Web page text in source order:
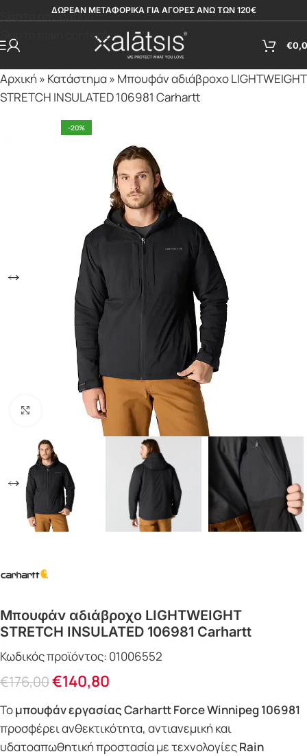
Skip to navigation
Skip to main content
ΔΩΡΕΑΝ ΜΕΤΑΦΟΡΙΚΑ ΓΙΑ ΑΓΟΡΕΣ ΑΝΩ ΤΩΝ 120€
€
Αρχική » Κατάστημα» Μπουφάν αδιάβροχο LIGHTWEIGHΤ
SΤRETCH INSULATED 106981 Carhartt
-20%
Click to enlarge
Μπουφάν αδιάβροχο LIGHTWEIGHΤ
SΤRETCH INSULATED 106981 Carhartt
Κωδικός προϊόντος: 01006552
€176,00€140,80
Τομπουφάν εργασίας Carhartt Force Winnipeg 106981
προσφέρει ανθεκτικότητα, αντιανεμική και
υδατοαπωθητική προστασία με τεχνολογίεςRain